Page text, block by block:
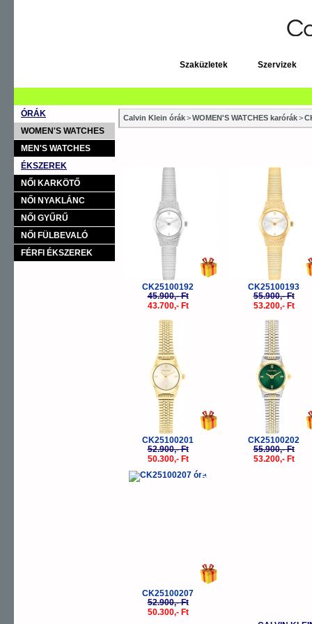
Szaküzletek Szervizek
ÓRÁK
WOMEN'S WATCHES
MEN'S WATCHES
ÉKSZEREK
NŐI KARKÖTŐ
NŐI NYAKLÁNC
NŐI GYŰRŰ
NŐI FÜLBEVALÓ
FÉRFI ÉKSZEREK
Calvin Klein órák>WOMEN'S WATCHES karórák>
CK25100192
45.900,- Ft
43.700,- Ft
CK25100193
55.900,- Ft
53.200,- Ft
CK25100201
52.900,- Ft
50.300,- Ft
CK25100202
55.900,- Ft
53.200,- Ft
-5%
CK25100207
52.900,- Ft
50.300,- Ft